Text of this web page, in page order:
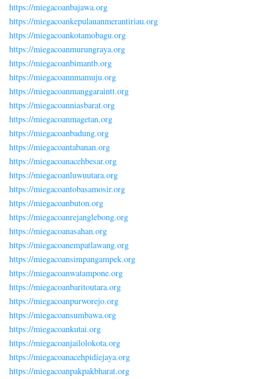
https://miegacoanbajawa.org
https://miegacoankepulauanmerantiriau.org
https://miegacoankotamobagu.org
https://miegacoanmurungraya.org
https://miegacoanbimantb.org
https://miegacoannmamuju.org
https://miegacoanmanggaraintt.org
https://miegacoanniasbarat.org
https://miegacoanmagetan.org
https://miegacoanbadung.org
https://miegacoantabanan.org
https://miegacoanacehbesar.org
https://miegacoanluwuutara.org
https://miegacoantobasamosir.org
https://miegacoanbuton.org
https://miegacoanrejanglebong.org
https://miegacoanasahan.org
https://miegacoanempatlawang.org
https://miegacoansimpangampek.org
https://miegacoanwatampone.org
https://miegacoanbaritoutara.org
https://miegacoanpurworejo.org
https://miegacoansumbawa.org
https://miegacoankutai.org
https://miegacoanjailolokota.org
https://miegacoanacehpidiejaya.org
https://miegacoanpakpakbharat.org